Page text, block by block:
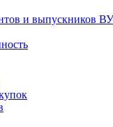
и выпускников